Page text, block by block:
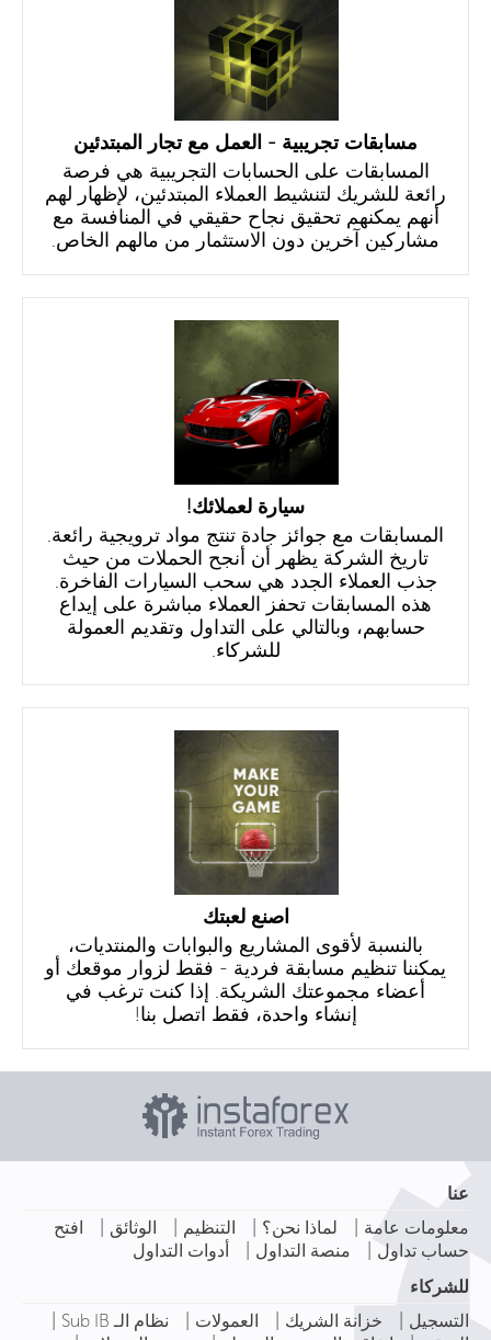
مسابقات تجريبية - العمل مع تجار المبتدئين
المسابقات على الحسابات التجريبية هي فرصة
رائعة للشريك لتنشيط العملاء المبتدئين، لإظهار لهم
أنهم يمكنهم تحقيق نجاح حقيقي في المنافسة مع
مشاركين آخرين دون الاستثمار من مالهم الخاص.
سيارة لعملائك!
المسابقات مع جوائز جادة تنتج مواد ترويجية رائعة.
تاريخ الشركة يظهر أن أنجح الحملات من حيث
جذب العملاء الجدد هي سحب السيارات الفاخرة.
هذه المسابقات تحفز العملاء مباشرة على إيداع
حسابهم، وبالتالي على التداول وتقديم العمولة
للشركاء.
اصنع لعبتك
بالنسبة لأقوى المشاريع والبوابات والمنتديات،
يمكننا تنظيم مسابقة فردية - فقط لزوار موقعك أو
أعضاء مجموعتك الشريكة. إذا كنت ترغب في
إنشاء واحدة، فقط اتصل بنا!
عنا
معلومات عامة | لماذا نحن؟ | التنظيم | الوثائق |
افتح
حساب تداول | منصة التداول |
أدوات التداول
للشركاء
التسجيل | خزانة الشريك | العمولات | نظام الـ Sub IB |